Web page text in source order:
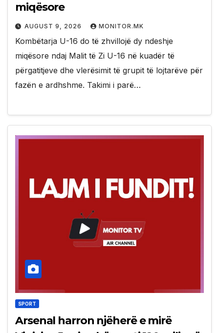
miqësore
AUGUST 9, 2026 MONITOR.MK
Kombëtarja U-16 do të zhvillojë dy ndeshje
miqësore ndaj Malit të Zi U-16 në kuadër të
përgatitjeve dhe vlerësimit të grupit të lojtarëve për
fazën e ardhshme. Takimi i parë…
SPORT
Arsenal harron njëherë e mirë